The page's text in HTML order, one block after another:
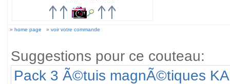
» home page » voir votre commande
Suggestions pour ce couteau:
Pack 3 Ã©tuis magnÃ©tiques